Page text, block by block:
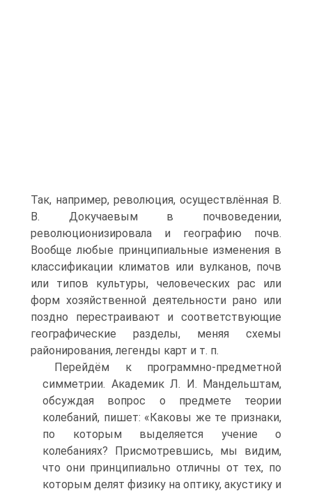
Так, например, революция, осуществлённая В.
В. Докучаевым в почвоведении,
революционизировала и географию почв.
Вообще любые принципиальные изменения в
классификации климатов или вулканов, почв
или типов культуры, человеческих рас или
форм хозяйственной деятельности рано или
поздно перестраивают и соответствующие
географические разделы, меняя схемы
районирования, легенды карт и т. п.
Перейдём к программно-предметной
симметрии. Академик Л. И. Мандельштам,
обсуждая вопрос о предмете теории
колебаний, пишет: «Каковы же те признаки,
по которым выделяется учение о
колебаниях? Присмотревшись, мы видим,
что они принципиально отличны от тех, по
которым делят физику на оптику, акустику и